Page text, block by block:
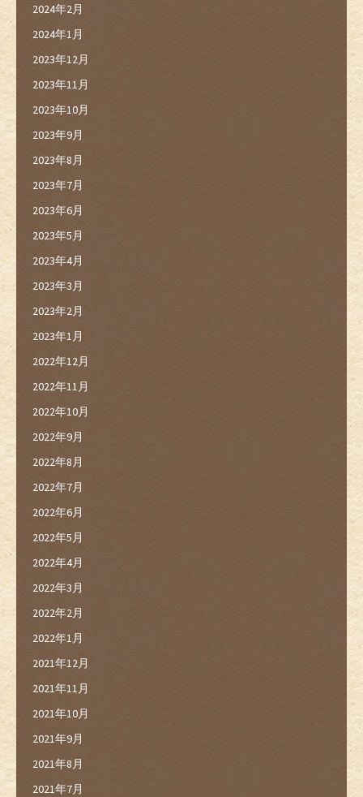
2024年2月
2024年1月
2023年12月
2023年11月
2023年10月
2023年9月
2023年8月
2023年7月
2023年6月
2023年5月
2023年4月
2023年3月
2023年2月
2023年1月
2022年12月
2022年11月
2022年10月
2022年9月
2022年8月
2022年7月
2022年6月
2022年5月
2022年4月
2022年3月
2022年2月
2022年1月
2021年12月
2021年11月
2021年10月
2021年9月
2021年8月
2021年7月